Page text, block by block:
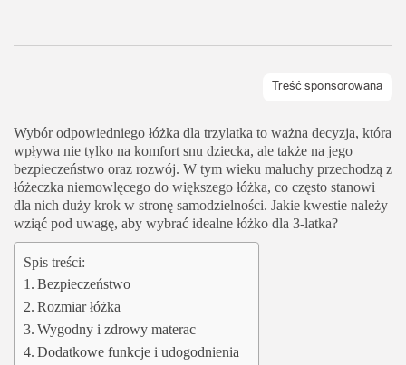
Wybór odpowiedniego łóżka dla trzylatka to ważna decyzja, która
wpływa nie tylko na komfort snu dziecka, ale także na jego
bezpieczeństwo oraz rozwój. W tym wieku maluchy przechodzą z
łóżeczka niemowlęcego do większego łóżka, co często stanowi
dla nich duży krok w stronę samodzielności. Jakie kwestie należy
wziąć pod uwagę, aby wybrać idealne łóżko dla 3-latka?
Spis treści:
Bezpieczeństwo
Rozmiar łóżka
Wygodny i zdrowy materac
Dodatkowe funkcje i udogodnienia